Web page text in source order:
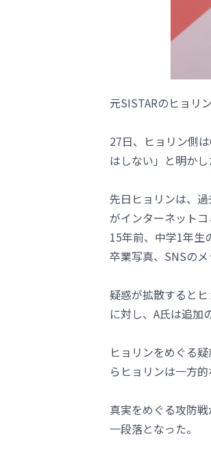
元SISTARのヒョリ
27日、ヒョリン側
はしない」と明かし
先日ヒョリンは、
がインターネット
15年前、中学1年生
卒業写真、SNSのメ
疑惑が拡散すると
に対し、A氏は追加
ヒョリンをめぐる
らヒョリンは一方
真実をめぐる攻防
一段落となった。